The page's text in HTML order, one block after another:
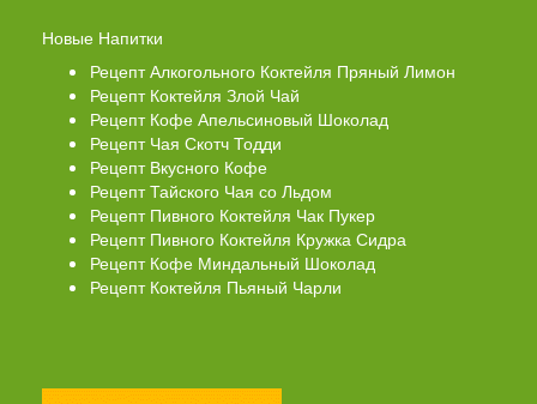
Новые Напитки
Рецепт Алкогольного Коктейля Пряный Лимон
Рецепт Коктейля Злой Чай
Рецепт Кофе Апельсиновый Шоколад
Рецепт Чая Скотч Тодди
Рецепт Вкусного Кофе
Рецепт Тайского Чая со Льдом
Рецепт Пивного Коктейля Чак Пукер
Рецепт Пивного Коктейля Кружка Сидра
Рецепт Кофе Миндальный Шоколад
Рецепт Коктейля Пьяный Чарли